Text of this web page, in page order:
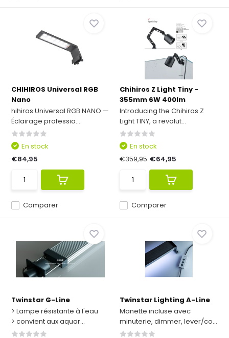
CHIHIROS Universal RGB
Nano
hihiros Universal RGB NANO —
Éclairage professio...
Comparer
En stock
€84,95
Chihiros Z Light Tiny -
355mm 6W 400lm
Introducing the Chihiros Z
Light TINY, a revolut...
Comparer
En stock
€359,95 €64,95
Twinstar G-Line
> Lampe résistante à l'eau
> convient aux aquar...
Twinstar Lighting A-Line
Manette incluse avec
minuterie, dimmer, lever/co...